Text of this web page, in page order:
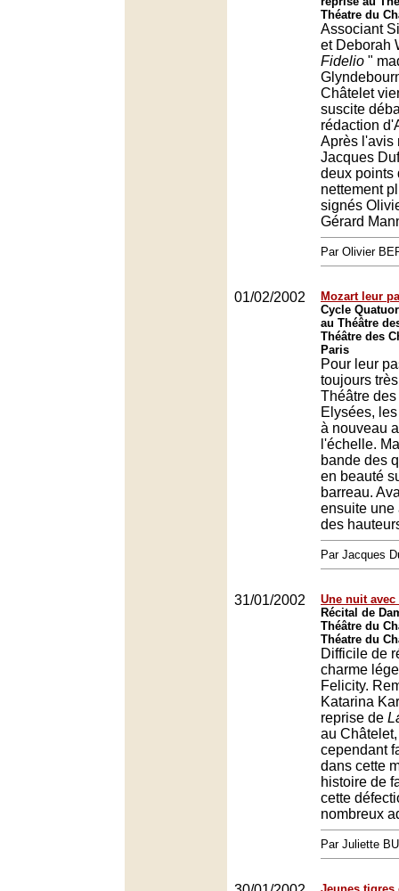
Théatre du
Associant
et Deborah
Fidelio "
Châtelet
suscite
rédaction
Après l'avis
Jacques
deux points
nettement
signés
Gérard
Par Olivier
01/02/2002
Mozart leur
Cycle
au Théâtre
Théâtre des
Paris
Pour leur
toujours
Théâtre
Elysées,
à nouveau
l'échelle.
bande des
en beauté
barreau.
ensuite une
des
Par Jacques
31/01/2002
Une nuit
Récital de
Théâtre du
Théatre du
Difficile de
charme
Felicity.
Katarina
reprise de
au
cependant
dans cette
histoire de
cette
nombreux
Par Juliette